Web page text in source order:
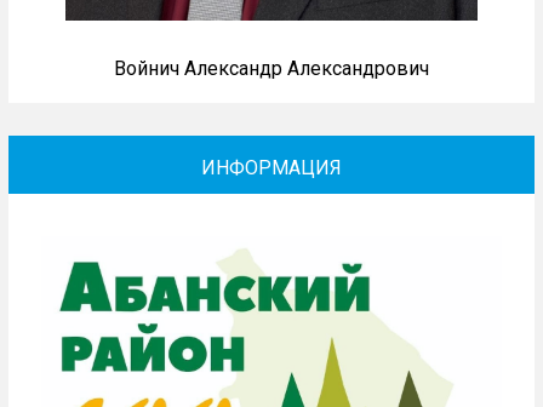
Войнич Александр Александрович
ИНФОРМАЦИЯ